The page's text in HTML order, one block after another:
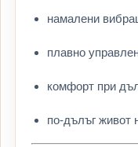
намалени
плавно
комфорт при
по-дълъг живот